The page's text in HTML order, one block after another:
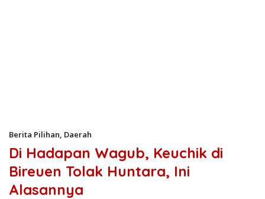
Berita Pilihan, Daerah
Di Hadapan Wagub, Keuchik di
Bireuen Tolak Huntara, Ini
Alasannya